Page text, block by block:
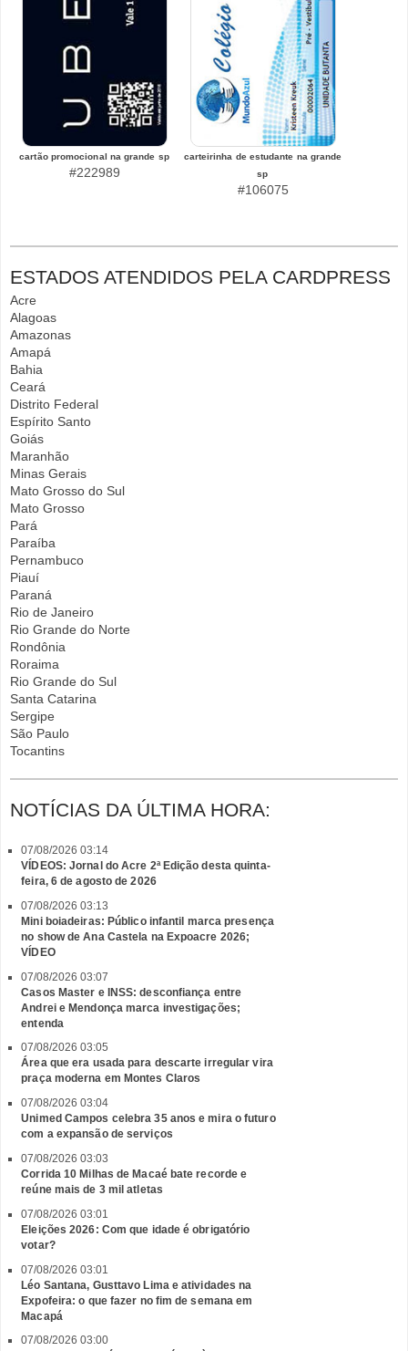
cartão promocional na grande sp
#222989
carteirinha de estudante na grande
sp
#106075
ESTADOS ATENDIDOS PELA CARDPRESS
Acre
Alagoas
Amazonas
Amapá
Bahia
Ceará
Distrito Federal
Espírito Santo
Goiás
Maranhão
Minas Gerais
Mato Grosso do Sul
Mato Grosso
Pará
Paraíba
Pernambuco
Piauí
Paraná
Rio de Janeiro
Rio Grande do Norte
Rondônia
Roraima
Rio Grande do Sul
Santa Catarina
Sergipe
São Paulo
Tocantins
NOTÍCIAS DA ÚLTIMA HORA:
07/08/2026 03:14
VÍDEOS: Jornal do Acre 2ª Edição desta quinta-
feira, 6 de agosto de 2026
07/08/2026 03:13
Mini boiadeiras: Público infantil marca presença
no show de Ana Castela na Expoacre 2026;
VÍDEO
07/08/2026 03:07
Casos Master e INSS: desconfiança entre
Andrei e Mendonça marca investigações;
entenda
07/08/2026 03:05
Área que era usada para descarte irregular vira
praça moderna em Montes Claros
07/08/2026 03:04
Unimed Campos celebra 35 anos e mira o futuro
com a expansão de serviços
07/08/2026 03:03
Corrida 10 Milhas de Macaé bate recorde e
reúne mais de 3 mil atletas
07/08/2026 03:01
Eleições 2026: Com que idade é obrigatório
votar?
07/08/2026 03:01
Léo Santana, Gusttavo Lima e atividades na
Expofeira: o que fazer no fim de semana em
Macapá
07/08/2026 03:00